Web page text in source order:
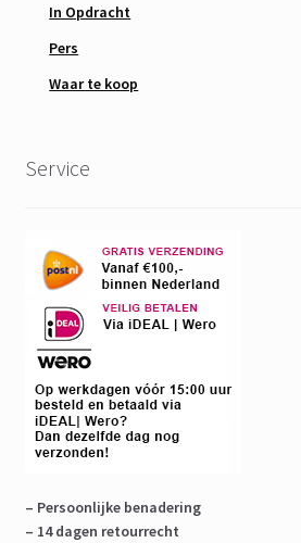
In Opdracht
Pers
Waar te koop
Service
– Persoonlijke benadering
– 14 dagen retourrecht